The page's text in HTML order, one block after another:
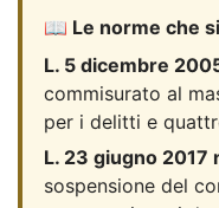
📖 Le norme che
L. 5 dicembre
commisurato al
per i delitti e
L. 23 giugno 2017
sospensione del